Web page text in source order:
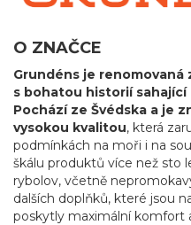
O ZNAČCE
Grundéns je
s bohatou historií sahající
Pochází ze Švédska a je
vysokou kvalitou, která
podmínkách na moři i na
škálu produktů více než sto
rybolov, včetně
dalších doplňků, které jsou
poskytly maximální komfort